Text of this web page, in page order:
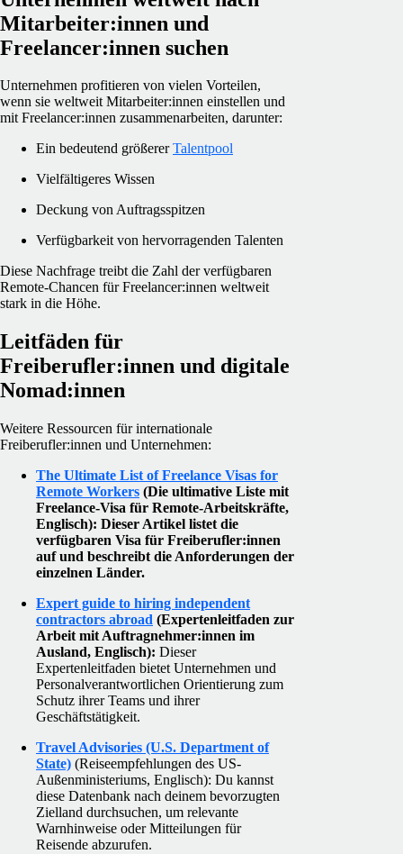
Mitarbeiter:innen und
Freelancer:innen suchen
Unternehmen profitieren von vielen Vorteilen,
wenn sie weltweit Mitarbeiter:innen einstellen und
mit Freelancer:innen zusammenarbeiten, darunter:
Ein bedeutend größererTalentpool
Vielfältigeres Wissen
Deckung von Auftragsspitzen
Verfügbarkeit von hervorragenden Talenten
Diese Nachfrage treibt die Zahl der verfügbaren
Remote-Chancen für Freelancer:innen weltweit
stark in die Höhe.
Leitfäden für
Freiberufler:innen und digitale
Nomad:innen
Weitere Ressourcen für internationale
Freiberufler:innen und Unternehmen:
The Ultimate List of Freelance Visas for
Remote Workers (Die ultimative Liste mit
Freelance-Visa für Remote-Arbeitskräfte,
Englisch): Dieser Artikel listet die
verfügbaren Visa für Freiberufler:innen
auf und beschreibt die Anforderungen der
einzelnen Länder.
Expert guide to hiring independent
contractors abroad (Expertenleitfaden zur
Arbeit mit Auftragnehmer:innen im
Ausland, Englisch): Dieser
Expertenleitfaden bietet Unternehmen und
Personalverantwortlichen Orientierung zum
Schutz ihrer Teams und ihrer
Geschäftstätigkeit.
Travel Advisories (U.S. Department of
State) (Reiseempfehlungen des US-
Außenministeriums, Englisch): Du kannst
diese Datenbank nach deinem bevorzugten
Zielland durchsuchen, um relevante
Warnhinweise oder Mitteilungen für
Reisende abzurufen.